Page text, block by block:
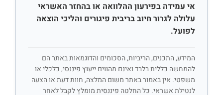
אי עמידה בפירעון ההלוואה או בהחזר האשראי
עלולה לגרור חיוב בריבית פיגורים והליכי הוצאה
לפועל.
המידע, התכנים, הריביות, הסכומים והדוגמאות באתר הם
להמחשה כללית בלבד ואינם מהווים ייעוץ פיננסי, כלכלי או
משפטי. אין באמור באתר משום המלצה, חוות דעת או הצעה
לנטילת אשראי. כל החלטה פיננסית מומלץ לקבל לאחר